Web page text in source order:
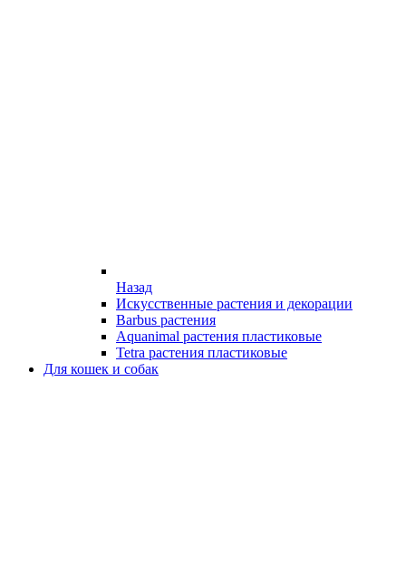
Назад
Искусственные растения и декорации
Barbus растения
Aquanimal растения пластиковые
Tetra растения пластиковые
Для кошек и собак